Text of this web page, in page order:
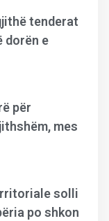
tenderat
dorën e
për
mes
solli
po shkon